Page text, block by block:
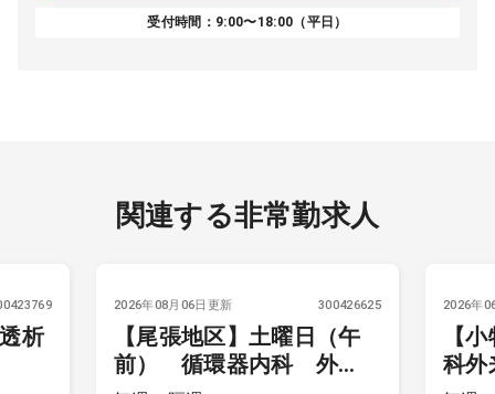
受付時間：9:00〜18:00（平日）
関連する非常勤求人
析
2026年08月06日更新 300426625
【尾張地区】土曜日（午
前） 循環器内科 外
2026年
【
科